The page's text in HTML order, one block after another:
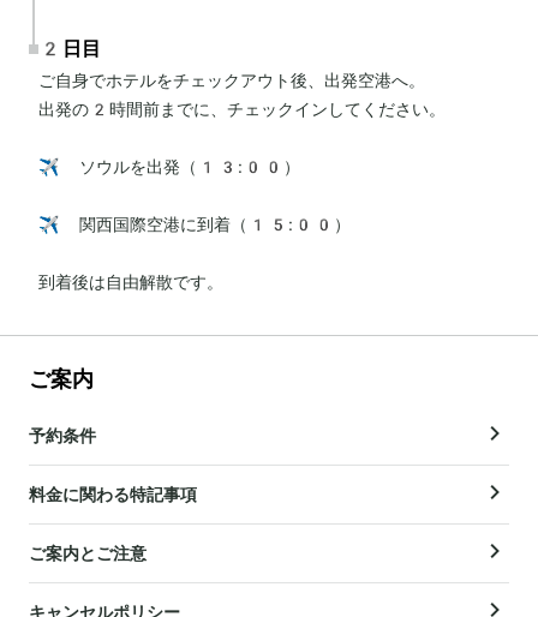
2日目
ご自身でホテルをチェックアウト後、出発空港へ。
出発の2時間前までに、チェックインしてください。
✈️ ソウルを出発（13:00）
✈️ 関西国際空港に到着（15:00）
到着後は自由解散です。
ご案内
予約条件
料金に関わる特記事項
ご案内とご注意
キャンセルポリシー